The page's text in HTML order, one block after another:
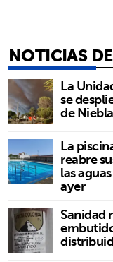
NOTICIAS
La
se
de Niebla
La
reabre
las
ayer
Sanidad